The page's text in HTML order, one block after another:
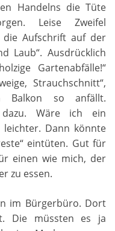
Handelns die Tüte
Leise Zweifel
die Aufschrift auf der
Laub“. Ausdrücklich
Gartenabfälle!“
Strauchschnitt“,
Balkon so anfällt.
dazu. Wäre ich ein
leichter. Dann könnte
eintüten. Gut für
einen wie mich, der
zu essen.
im Bürgerbüro. Dort
Die müssten es ja